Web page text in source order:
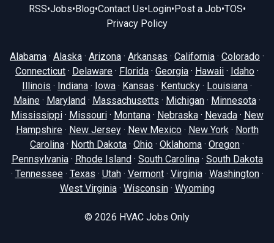
RSS•Jobs•Blog•Contact Us•Login•Post a Job•TOS•
Privacy Policy
Alabama · Alaska · Arizona · Arkansas · California · Colorado ·
Connecticut · Delaware · Florida · Georgia · Hawaii · Idaho ·
Illinois · Indiana · Iowa · Kansas · Kentucky · Louisiana ·
Maine · Maryland · Massachusetts · Michigan · Minnesota ·
Mississippi· Missouri· Montana· Nebraska· Nevada· New
Hampshire· New Jersey· New Mexico· New York· North
Carolina · North Dakota · Ohio · Oklahoma · Oregon ·
Pennsylvania· Rhode Island · South Carolina· South Dakota
· Tennessee· Texas · Utah· Vermont· Virginia· Washington·
West Virginia· Wisconsin· Wyoming
© 2026 HVAC Jobs Only